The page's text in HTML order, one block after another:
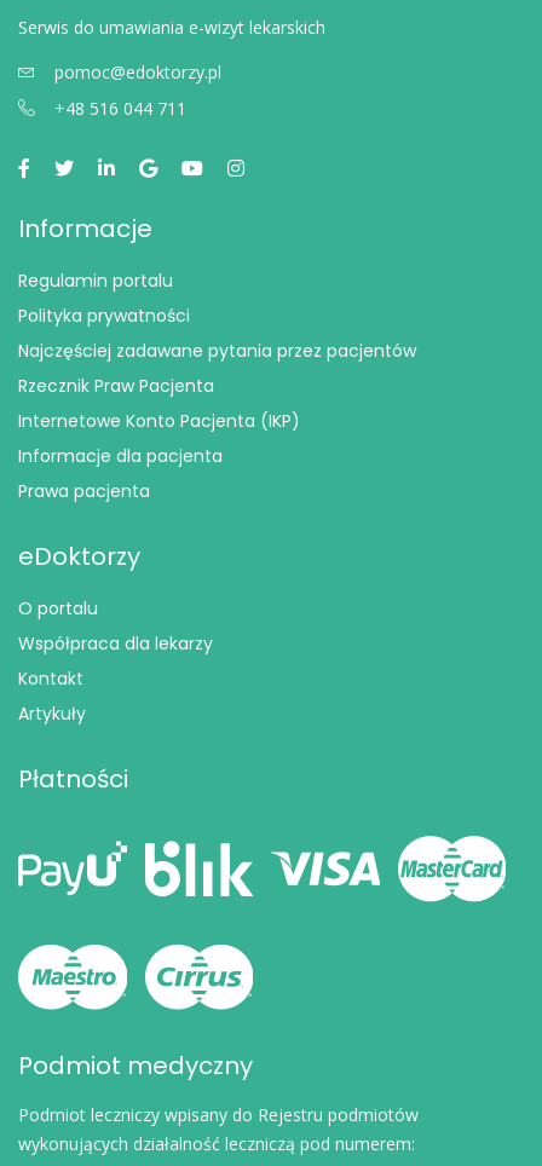
Serwis do umawiania e-wizyt lekarskich
pomoc@edoktorzy.pl
+48 516 044 711
Informacje
Regulamin portalu
Polityka prywatności
Najczęściej zadawane pytania przez pacjentów
Rzecznik Praw Pacjenta
Internetowe Konto Pacjenta (IKP)
Informacje dla pacjenta
Prawa pacjenta
eDoktorzy
O portalu
Współpraca dla lekarzy
Kontakt
Artykuły
Płatności
Podmiot medyczny
Podmiot leczniczy wpisany do Rejestru podmiotów
wykonujących działalność leczniczą pod numerem: